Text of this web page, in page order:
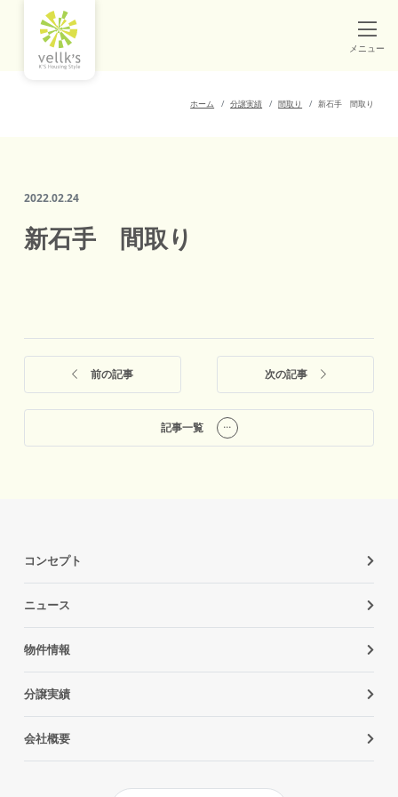
メニュー
ホーム 分譲実績 間取り 新石手 間取り
2022.02.24
新石手 間取り
前の記事
記事一覧
次の記事
コンセプト
ニュース
物件情報
分譲実績
会社概要